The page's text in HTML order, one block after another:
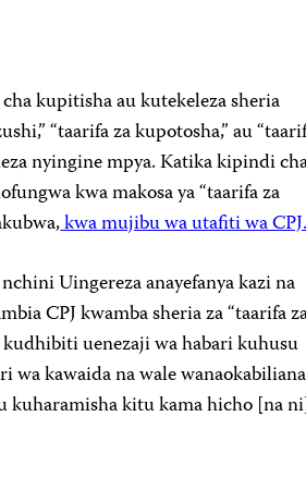
kupitisha au kutekeleza sheria
“taarifa za kupotosha,” au
nyingine mpya. Katika kipindi
kwa makosa ya “taarifa za
kwa mujibu wautafiti wa
Uingereza anayefanya kazi na
CPJ kwamba sheria za “taarifa
uenezaji wa habari kuhusu
kawaida na wale
kuharamisha kitu kama hicho [na